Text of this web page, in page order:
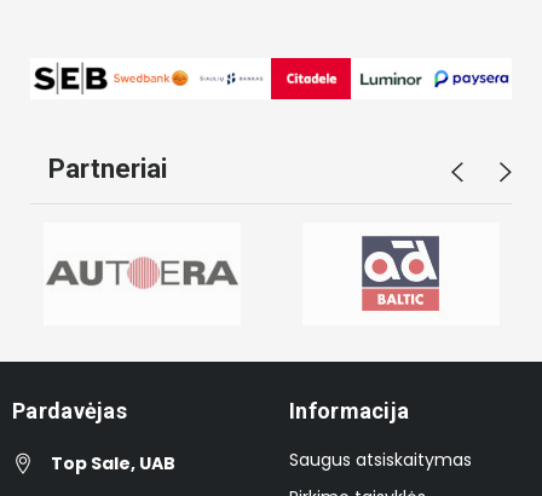
Partneriai
Pardavėjas
Top Sale, UAB
Informacija
Saugus atsiskaitymas